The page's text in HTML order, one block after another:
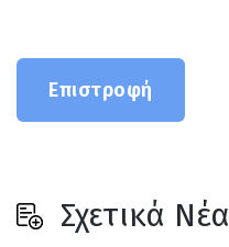
Επιστροφή
Σχετικά Νέα